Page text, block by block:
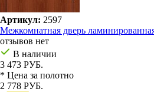
Артикул: 2597
Межкомнатная дверь
отзывов нет
В наличии
3 473 РУБ.
* Цена за полотно
2 778 РУБ.